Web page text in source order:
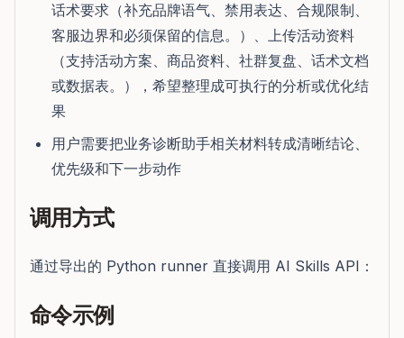
话术要求（补充品牌语气、禁用表达、合规限制、
客服边界和必须保留的信息。）、上传活动资料
（支持活动方案、商品资料、社群复盘、话术文档
或数据表。），希望整理成可执行的分析或优化结
果
用户需要把业务诊断助手相关材料转成清晰结论、
优先级和下一步动作
调用方式
通过导出的 Python runner 直接调用 AI Skills API：
命令示例